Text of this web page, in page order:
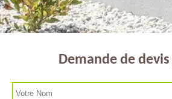
Demande de